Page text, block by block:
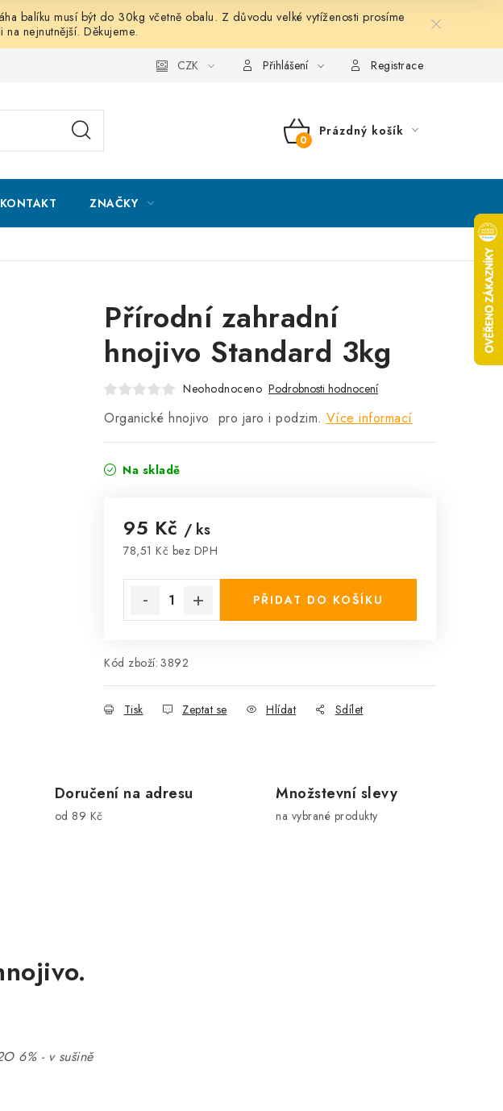
balíku musí být do 30kg včetně obalu. Z důvodu velké vytíženosti prosíme
nejnutnější. Děkujeme.
Podmínky ochrany osobních údajů Mapa serveru Kontakt
CZK Přihlášení Registrace
NÁKUPNÍ
Prázdný košík
KONTAKT ZNAČKY
Přírodní zahradní
hnojivo Standard 3kg
Neohodnoceno Podrobnosti hodnocení
Organické hnojivo pro jaro i podzim. Více informací
Na skladě
95 Kč / ks
78,51 Kč bez DPH
PŘIDAT DO KOŠÍKU
Kód zboží: 3892
Tisk Zeptat se Hlídat Sdílet
Doručení na adresu
od 89 Kč
Množstevní slevy
na vybrané produkty
6% - v sušině